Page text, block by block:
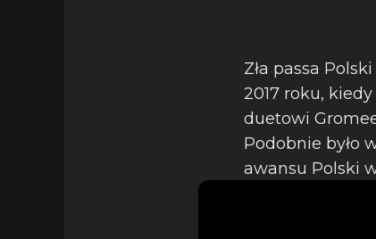
Zła passa
2017 roku,
duetowi
Podobnie było
awansu Polski